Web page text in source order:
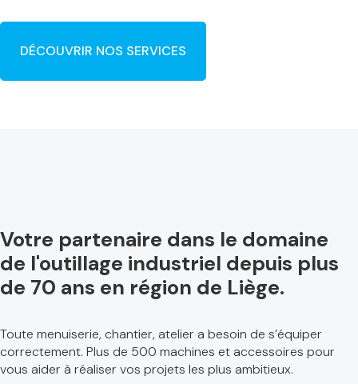
DÉCOUVRIR NOS SERVICES
Votre partenaire dans le domaine
de l'outillage industriel depuis plus
de 70 ans en région de Liège.
Toute menuiserie, chantier, atelier a besoin de s’équiper
correctement. Plus de 500 machines et accessoires pour
vous aider à réaliser vos projets les plus ambitieux.